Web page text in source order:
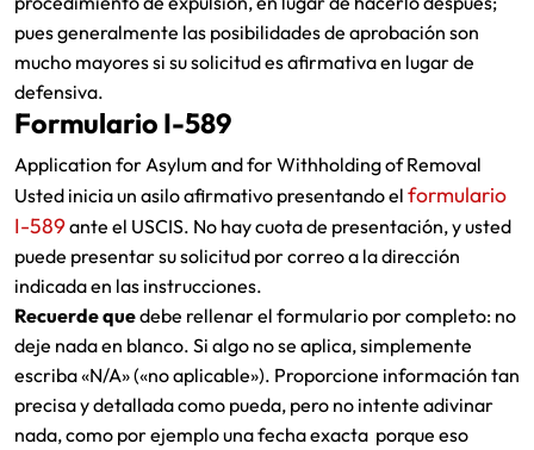
pues generalmente las posibilidades de aprobación son
mucho mayores si su solicitud es afirmativa en lugar de
defensiva.
Formulario I-589
Application for Asylum and for Withholding of Removal
Usted inicia un asilo afirmativo presentando el formulario
I-589ante el USCIS. No hay cuota de presentación, y usted
puede presentar su solicitud por correo a la dirección
indicada en las instrucciones.
Recuerde quedebe rellenar el formulario por completo: no
deje nada en blanco. Si algo no se aplica, simplemente
escriba «N/A» («no aplicable»). Proporcione información tan
precisa y detallada como pueda, pero no intente adivinar
nada, como por ejemplo una fecha exacta porque eso